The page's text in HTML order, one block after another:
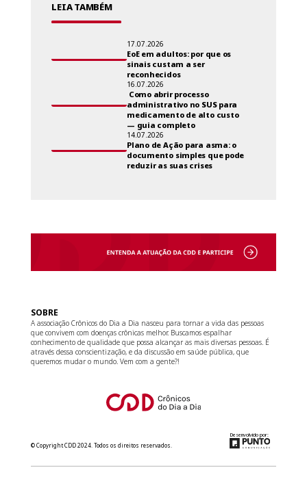
LEIA TAMBÉM
17.07.2026
EoE em adultos: por que os
sinais custam a ser
reconhecidos
16.07.2026
Como abrir processo
administrativo no SUS para
medicamento de alto custo
— guia completo
14.07.2026
Plano de Ação para asma: o
documento simples que pode
reduzir as suas crises
SOBRE
A associação Crônicos do Dia a Dia nasceu para tornar a vida das pessoas
que convivem com doenças crônicas melhor. Buscamos espalhar
conhecimento de qualidade que possa alcançar as mais diversas pessoas. É
através dessa conscientização, e da discussão em saúde pública, que
queremos mudar o mundo. Vem com a gente?!
© Copyright CDD 2024. Todos os direitos reservados.
Desenvolvido por: